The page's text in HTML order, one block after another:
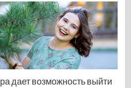
дает возможность выйти